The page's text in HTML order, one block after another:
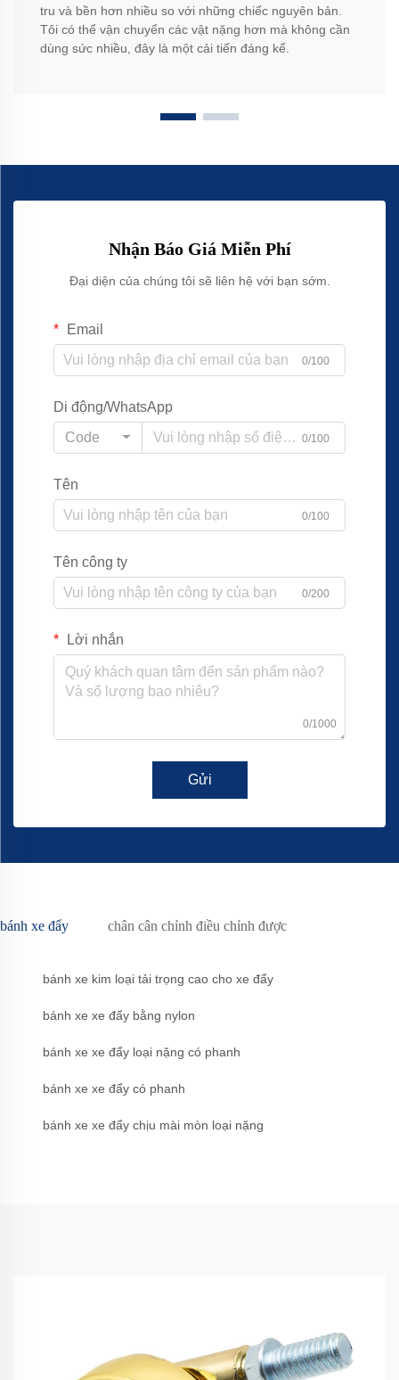
tru và bền hơn nhiều so với những chiếc nguyên bản.
Tôi có thể vận chuyển các vật nặng hơn mà không cần
dùng sức nhiều, đây là một cải tiến đáng kể.
Nhận Báo Giá Miễn Phí
Đại diện của chúng tôi sẽ liên hệ với bạn sớm.
Email
0/100
Di động/WhatsApp
Code
0/100
Tên
0/100
Tên công ty
0/200
Lời nhắn
0/1000
Gửi
bánh xe đẩy chân cân chỉnh điều chỉnh được
bánh xe kim loại tải trọng cao cho xe đẩy
bánh xe xe đẩy bằng nylon
bánh xe xe đẩy loại nặng có phanh
bánh xe xe đẩy có phanh
bánh xe xe đẩy chịu mài mòn loại nặng